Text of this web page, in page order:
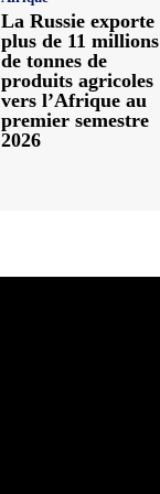
La Russie exporte
plus de 11 millions
de tonnes de
produits agricoles
vers l’Afrique au
premier semestre
2026